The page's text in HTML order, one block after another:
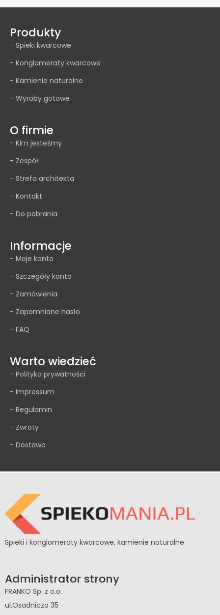
Produkty
- Spieki kwarcowe
- Konglomeraty kwarcowe
- Kamienie naturalne
- Wyroby gotowe
O firmie
- Kim jesteśmy
- Zespół
- Strefa architekta
- Kontakt
- Do pobrania
Informacje
- Moje konto
- Szczegóły konta
- Zamówienia
- Zapomniane hasło
- FAQ
Warto wiedzieć
- Polityka prywatności
- Impressum
- Regulamin
- Zwroty
- Dostawa
Spieki i konglomeraty kwarcowe, kamienie naturalne
Administrator strony
FRANKO Sp. z o.o.
ul.Osadnicza 35